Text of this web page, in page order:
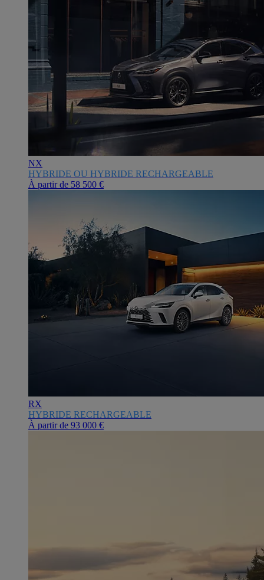
NX
HYBRIDE OU HYBRIDE RECHARGEABLE
À partir de 58 500 €
RX
HYBRIDE RECHARGEABLE
À partir de 93 000 €